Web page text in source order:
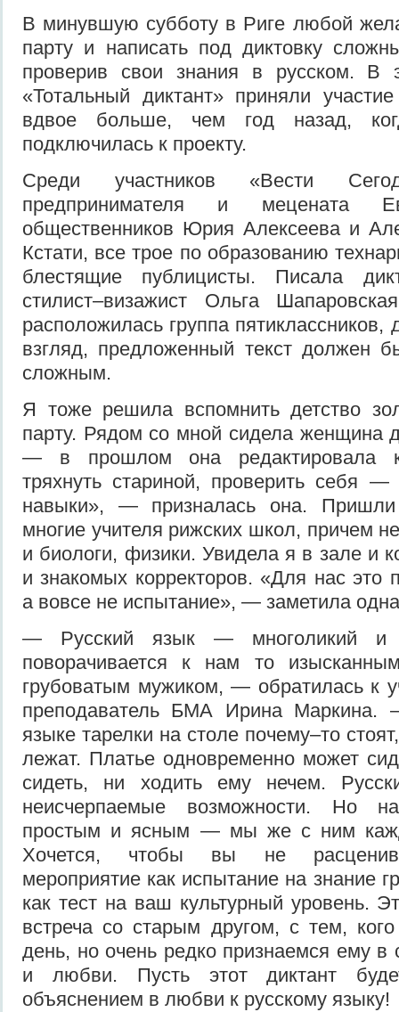
В минувшую субботу в Риге любой
парту и написать под диктовку
проверив свои знания в русском. В
«Тотальный диктант» приняли
вдвое больше, чем год назад,
подключилась к проекту.
Среди участников «Вести
предпринимателя и мецената
общественников Юрия Алексеева и
Кстати, все трое по образованию
блестящие публицисты. Писала
стилист–визажист Ольга
расположилась группа
взгляд, предложенный текст должен
сложным.
Я тоже решила вспомнить детство
парту. Рядом со мной сидела женщина
— в прошлом она редактировала
тряхнуть стариной, проверить себя
навыки», — призналась она. Пришли
многие учителя рижских школ, причем
и биологи, физики. Увидела я в зале и
и знакомых корректоров. «Для нас это
а вовсе не испытание», — заметила
— Русский язык — многоликий и
поворачивается к нам то
грубоватым мужиком, — обратилась к
преподаватель БМА Ирина
языке тарелки на столе почему–то
лежат. Платье одновременно может
сидеть, ни ходить ему нечем.
неисчерпаемые возможности. Но
простым и ясным — мы же с ним
Хочется, чтобы вы не
мероприятие как испытание на знание
как тест на ваш культурный уровень.
встреча со старым другом, с тем,
день, но очень редко признаемся ему в
и любви. Пусть этот диктант
объяснением в любви к русскому языку!